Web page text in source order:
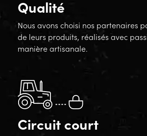
Qualité
Nous avons choisi nos partenaires
de leurs produits, réalisés avec
manière artisanale.
Circuit court